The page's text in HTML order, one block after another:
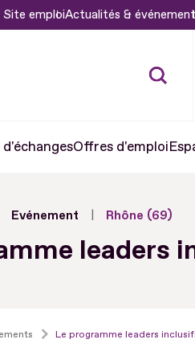
Site emploiActualités &
d'échangesOffres d'emploi
Evénement Rhône (69)
leaders
Le programme leaders